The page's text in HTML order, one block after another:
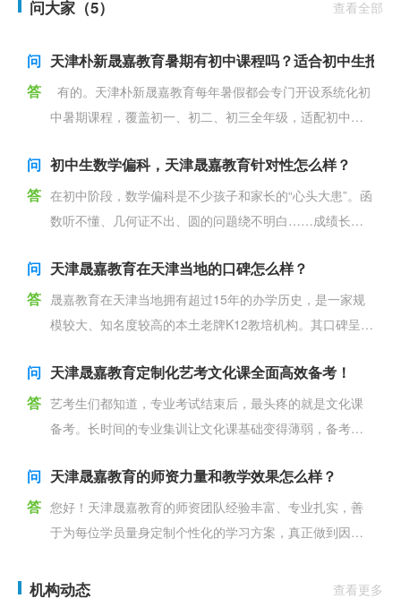
问大家（5） 查看全部
问 天津朴新晟嘉教育暑期有初中课程吗？适合初中生报名
答
中暑期课程，覆盖初一、初二、初三全年级，适配初中各
问 初中生数学偏科，天津晟嘉教育针对性怎么样？
答 在初中阶段，数学偏科是不少孩子和家长的“心头大患”。函
数听不懂、几何证不出、圆的问题绕不明白……成绩长期
问 天津晟嘉教育在天津当地的口碑怎么样？
答 晟嘉教育在天津当地拥有超过15年的办学历史，是一家规
模较大、知名度较高的本土老牌K12教培机构。其口碑呈现
问 天津晟嘉教育定制化艺考文化课全面高效备考！
答 艺考生们都知道，专业考试结束后，最头疼的就是文化课
备考。长时间的专业集训让文化课基础变得薄弱，备考时
案至关重要
问 天津晟嘉教育的师资力量和教学效果怎么样？
答 您好！天津晟嘉教育的师资团队经验丰富、专业扎实，善
于为每位学员量身定制个性化的学习方案，真正做到因材
模式，
机构动态 查看更多